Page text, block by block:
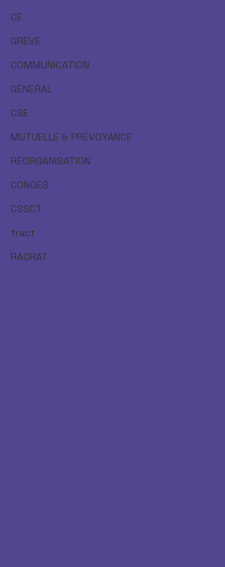
CE
GREVE
COMMUNICATION
GENERAL
CSE
MUTUELLE & PREVOYANCE
REORGANISATION
CONGES
CSSCT
tract
RACHAT